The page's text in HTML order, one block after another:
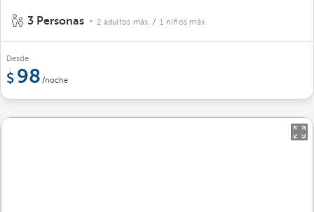
3 Personas 2 adultos máx. / 1 niños máx.
Desde
98 /noche